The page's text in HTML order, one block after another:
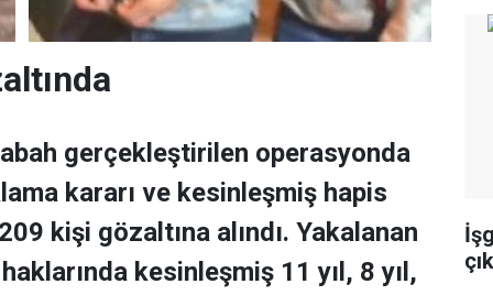
gerçekleştirilen operasyonda
kararı ve kesinleşmiş hapis
kişi gözaltına alındı. Yakalanan
kesinleşmiş 11 yıl, 8 yıl,